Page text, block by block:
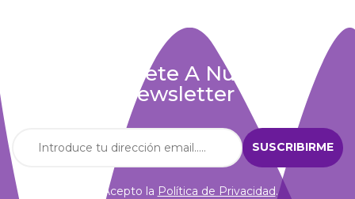
Suscríbete A Nuestra
Newsletter
Acepto la Política de Privacidad.